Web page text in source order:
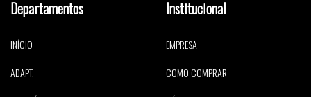
Departamentos
INÍCIO
ADAPT.
Institucional
EMPRESA
COMO COMPRAR